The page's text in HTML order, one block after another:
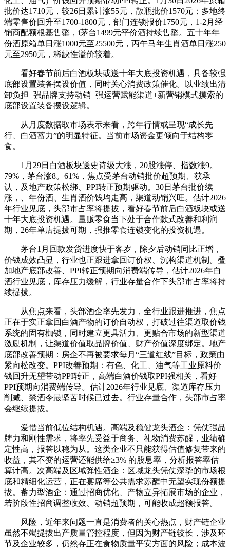
批价达1710元，较26日累计涨55元，散瓶批价1570元；多地终
端零售价回升至1700-1800元，部门连锁报价1750元，1-2月经
销商配额根基售罄，i茅台1499元平价酒持续售罄。五十年年
份酒原箱单日涨1000元至25500元，丙午马年生肖酒单日涨250
元至2950元，稀缺性溢价较着。
看好春节前后白酒板块或送十年大底投资机遇，具备较强
底部设置装备摆设价值，同时关心消费政策催化。以业绩出清
卸负担+强品牌支持动销+强运营赋能渠道+新营销模式摸索的
底部设置装备摆设逻辑。
从月度数据取市场表示来看，跨年行情或呈现“成长先
行、白酒蓄力”的明显特征。当前市场资金更倾向于结构零
食。
1月29日白酒板块送史诗级大涨，20股涨停、指数涨9。
79%，茅台涨8。61%，焦点受茅台动销批价超预期、获承
认，及地产政策松绑、PPI转正预期驱动。30日茅台批价续
涨，、年份酒、生肖酒价钱均走高，渠道动销兴旺。估计2026
年行业见底，头部市占率将提拔，看好春节前后白酒板块或送
十年大底投资机遇。量贩零食当下处于合作款式改善和利润
期，26年单店提拔可期，强推零食连锁变化的投资机遇。
茅台1月回款发货进度快于客岁，除夕后动销同比正增，
价钱成效凸显，行业也正跟进拿回订价权、沉构渠道机制。叠
加地产底部改善、PPI转正预期向消费端传导，估计2026年白
酒行业见底，库存压力缓解，行业存量合作下头部市占率将持
续提拔。
从焦点来看，头部酒企率先发力，全行业跟进推进，焦点
正在于实正拿回白酒产物的订价自动权，打破过往渠道取价钱
系统的固有枷锁，同时建立更具活力、更贴合市场的新型渠道
激励机制，让渠道价值取品牌价值、财产价值深度绑定。地产
底部改善预期：房企不再被要求每月“三道红线”目标，政策由
紧向松改变。PPI改善预期：有色、化工、油气等工业原料价
钱回升无望带动PPI转正，高端白酒价钱取PPI强相关，看好
PPI预期向消费端传导。估计2026年行业见底、渠道库存压力
削减、禁酒令最坚苦时候已过去。行业存量合作，头部市占率
会继续提拔。
爱惜当前低位结构机遇。高端及稳健龙头酒企：凭仗强品
牌力和刚性需求，将率先受益于商务、礼物消费苏醒，业绩确
定性高，报答以稳为从。这类企业不只能获得估值修复带来的
收益，其不变的运营还能供给≥3% 的股息率，分析报答率估
算计高。次高端及区域弹性酒企：区域龙头凭仗深挚的市场根
底和精细化运营，正在宴席等公共需求苏醒中无望实现份额提
拔。蓄力型酒企：通过招商优化、产物立异拓展市场的企业，
若阶段性招商调整收效、动销超预期，可能收成超额报答。
风险，近年来问题一直是消费者的关心热点，财产链企业
虽然不竭提拔出产质量管控程度，但因为财产链较长，涉及环
节及企业较多，仍然存正在食物质量平安方面的风险；成本波